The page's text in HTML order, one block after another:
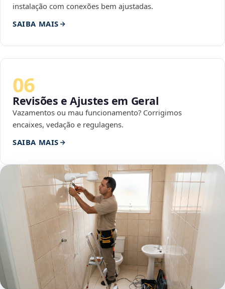
instalação com conexões bem ajustadas.
SAIBA MAIS
06
Revisões e Ajustes em Geral
Vazamentos ou mau funcionamento? Corrigimos
encaixes, vedação e regulagens.
SAIBA MAIS